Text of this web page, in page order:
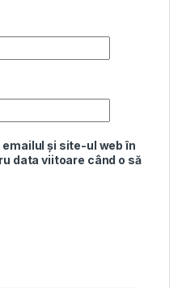
și site-ul web în
data viitoare când o să